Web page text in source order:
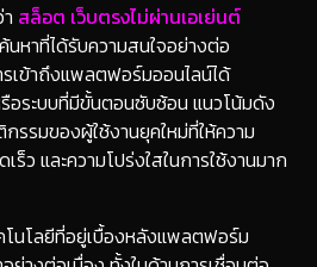
สล็อต เว็บตรงไม่ผ่านเอเย่นต์
นหาที่ได้รับความสนใจอย่างต่อ
เข้าถึงแพลตฟอร์มออนไลน์ได้
อระบบที่มีขั้นตอนซับซ้อน แนวโน้มดัง
รรมของผู้ใช้งานยุคใหม่ที่ให้ความ
ว และความโปร่งใสในการใช้งานมาก
โนโลยีที่อยู่เบื้องหลังแพลตฟอร์ม